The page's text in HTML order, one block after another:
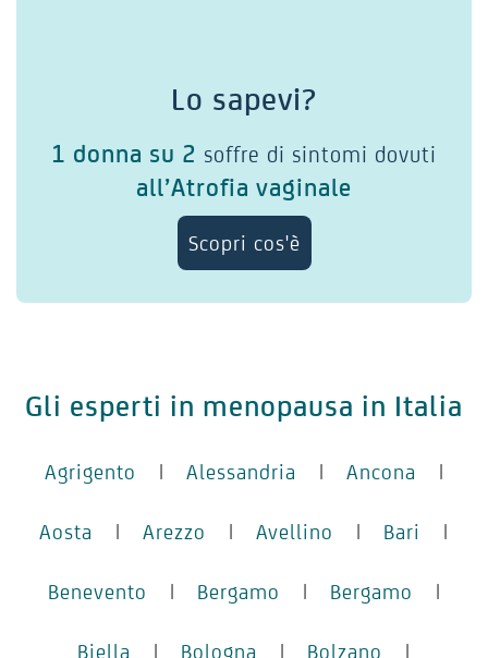
Lo sapevi?
1 donna su 2 soffre di sintomi dovuti
all’Atrofia vaginale
Scopri cos'è
Gli esperti in menopausa in Italia
Agrigento | Alessandria | Ancona |
Aosta | Arezzo | Avellino | Bari |
Benevento | Bergamo | Bergamo |
Biella | Bologna | Bolzano |